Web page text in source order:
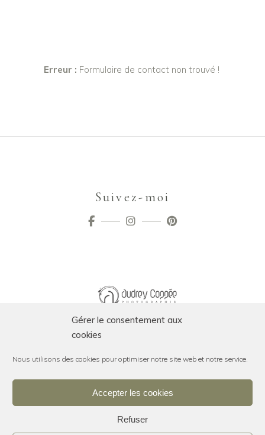
Gérer le consentement aux
cookies
Nous utilisons des cookies pour optimiser notre site web et notre service.
Accepter les cookies
Refuser
Erreur : Formulaire de contact non trouvé !
Suivez-moi
SUIVEZ-MOI SUR INSTAGRAM